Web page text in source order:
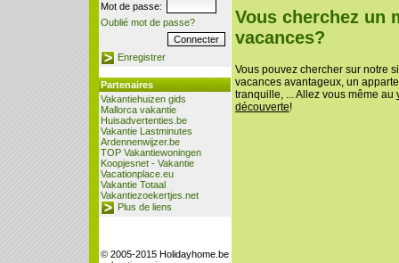
Mot de passe:
Oublié mot de passe?
Enregistrer
Partenaires
Vakantiehuizen gids
Mallorca vakantie
Huisadvertenties.be
Vakantie Lastminutes
Ardennenwijzer.be
TOP Vakantiewoningen
Koopjesnet - Vakantie
Vacationplace.eu
Vakantie Totaal
Vakantiezoekertjes.net
Plus de liens
© 2005-2015 Holidayhome.be
Vous cherchez un
vacances?
Vous pouvez chercher sur notre
vacances avantageux, un
tranquille, ... Allez vous même au
découverte!